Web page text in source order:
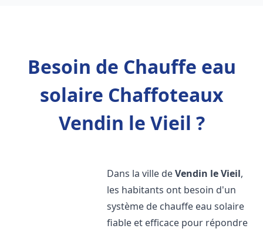
Besoin de Chauffe eau
solaire Chaffoteaux
Vendin le Vieil ?
Dans la ville deVendin le Vieil,
les habitants ont besoin d'un
système de chauffe eau solaire
fiable et efficace pour répondre